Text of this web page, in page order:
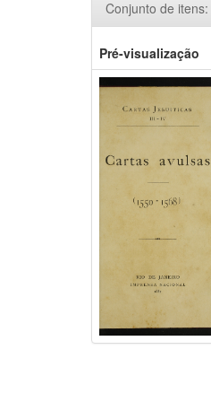
Conjunto de itens:
Pré-visualização